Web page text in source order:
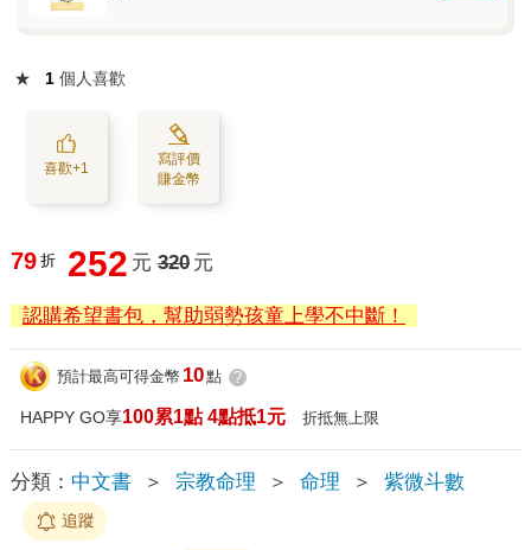
★ 1 個人喜歡
喜歡+1
寫評價
賺金幣
79 折 252 元 320 元
認購希望書包，幫助弱勢孩童上學不中斷！
預計最高可得金幣 10點 ?
HAPPY GO享100累1點 4點抵1元 折抵無上限
分類： 中文書 ＞ 宗教命理 ＞ 命理 ＞ 紫微斗數
追蹤